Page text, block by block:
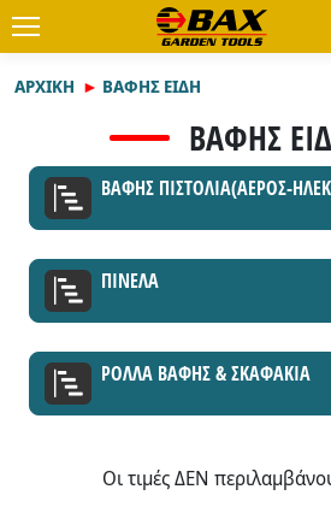
ΑΡΧΙΚΉ ΒΑΦΗΣ ΕΙΔΗ
ΒΑΦΗΣ
ΒΑΦΗΣ ΠΙΣΤΟΛΙΑ(ΑΕΡΟΣ-
ΠΙΝΕΛΑ
ΡΟΛΛΑ ΒΑΦΗΣ & ΣΚΑΦΑΚΙΑ
Οι τιμές ΔΕΝ